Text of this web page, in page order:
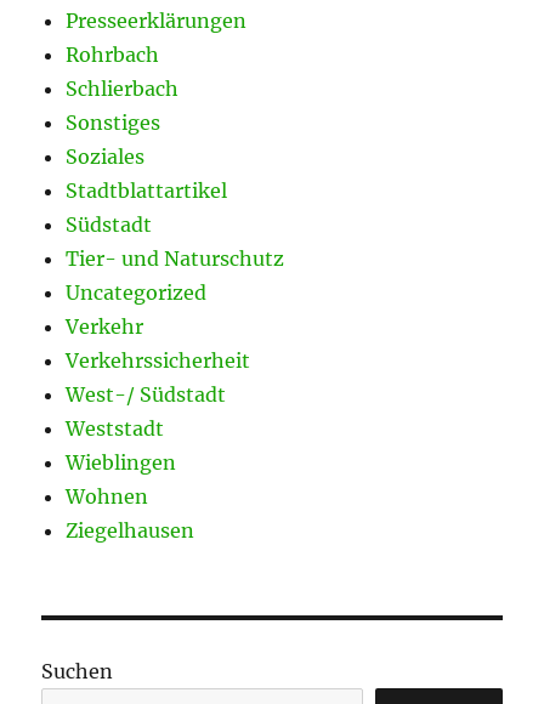
Presseerklärungen
Rohrbach
Schlierbach
Sonstiges
Soziales
Stadtblattartikel
Südstadt
Tier- und Naturschutz
Uncategorized
Verkehr
Verkehrssicherheit
West-/ Südstadt
Weststadt
Wieblingen
Wohnen
Ziegelhausen
Suchen